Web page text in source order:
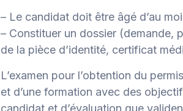
– Le candidat doit être âgé d’au
– Constituer un dossier (demande,
de la pièce d’identité, certificat
L’examen pour l’obtention du
et d’une formation avec des
candidat et d’évaluation que